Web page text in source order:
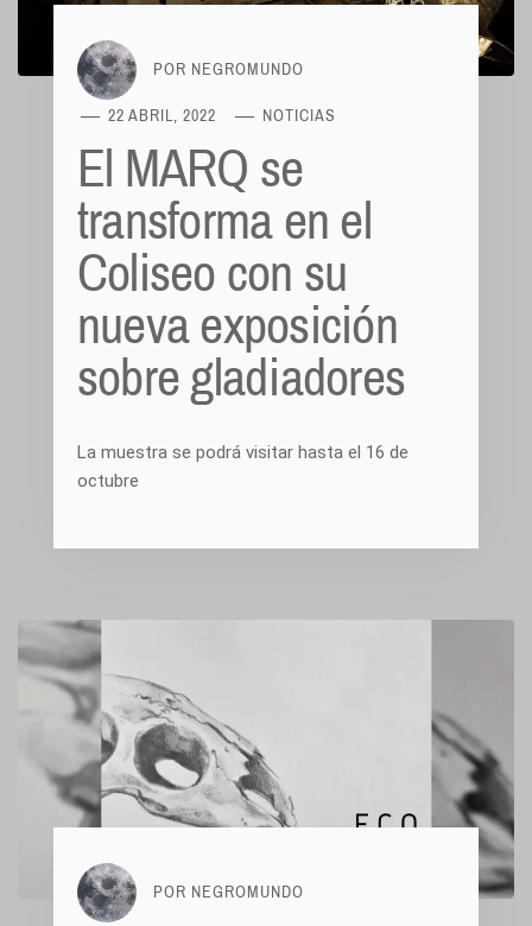
POR NEGROMUNDO
22 ABRIL, 2022 NOTICIAS
El MARQ se
transforma en el
Coliseo con su
nueva exposición
sobre gladiadores
La muestra se podrá visitar hasta el 16 de
octubre
POR NEGROMUNDO